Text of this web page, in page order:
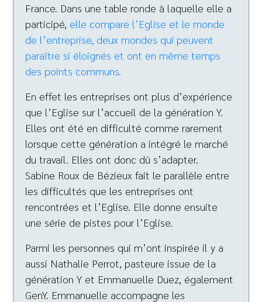
France. Dans une table ronde à laquelle elle a
participé, elle compare l’Eglise et le monde
de l’entreprise, deux mondes qui peuvent
paraître si éloignés et ont en même temps
des points communs.
En effet les entreprises ont plus d’expérience
que l’Eglise sur l’accueil de la génération Y.
Elles ont été en difficulté comme rarement
lorsque cette génération a intégré le marché
du travail. Elles ont donc dû s’adapter.
Sabine Roux de Bézieux fait le parallèle entre
les difficultés que les entreprises ont
rencontrées et l’Eglise. Elle donne ensuite
une série de pistes pour l’Eglise.
Parmi les personnes qui m’ont inspirée il y a
aussi Nathalie Perrot, pasteure issue de la
génération Y et Emmanuelle Duez, également
GenY. Emmanuelle accompagne les